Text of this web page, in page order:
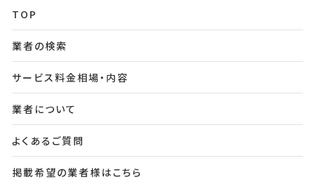
TOP
業者の検索
サービス料金相場・内容
業者について
よくあるご質問
掲載希望の業者様はこちら